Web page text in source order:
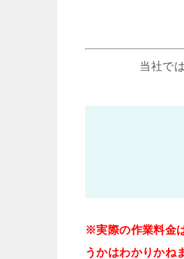
当社では
※実際の作業料金
うかはわかりかね